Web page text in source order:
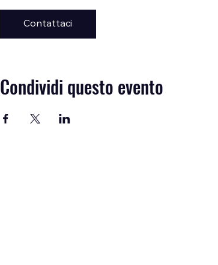
Contattaci
Condividi questo evento